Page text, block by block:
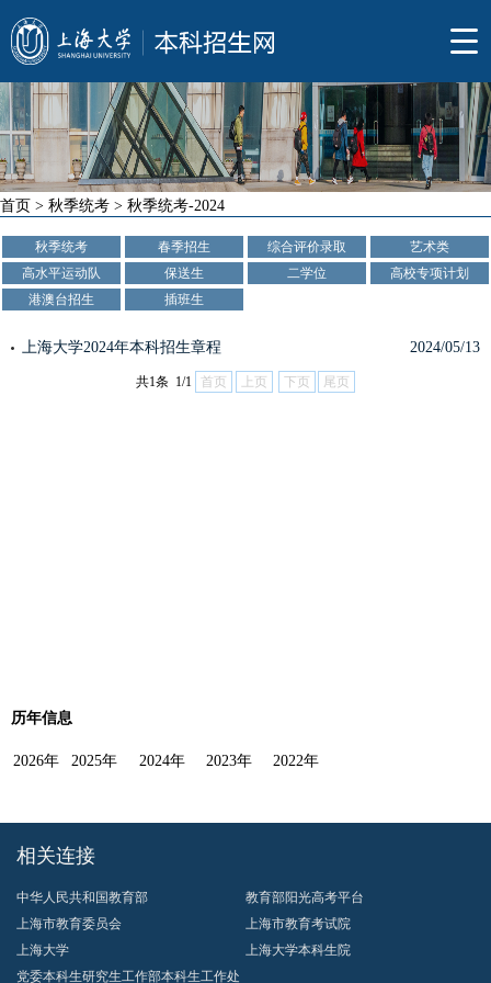
首页 > 秋季统考 > 秋季统考-2024
秋季统考 春季招生 综合评价录取
艺术类
高水平运动队
保送生 二学位
高校专项计划
港澳台招生
插班生
上海大学2024年本科招生章程 2024/05/13
共1条 1/1 首页 上页 下页 尾页
历年信息
2026年 2025年 2024年 2023年 2022年
相关连接
中华人民共和国教育部
教育部阳光高考平台
上海市教育委员会
上海市教育考试院
上海大学
上海大学本科生院
党委本科生研究生工作部本科生工作处